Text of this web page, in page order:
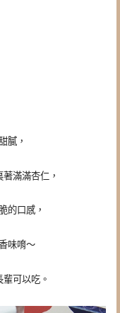
膩，
滿滿杏仁，
的口感，
味唷～
可以吃。